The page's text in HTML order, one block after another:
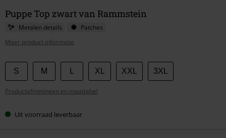
Puppe Top zwart van Rammstein
Metalen details
Patches
Meer product informatie
Kies
je
maat
S M XL XXL 3XL
Productafmetingen en maattabel
Uit voorraad leverbaar